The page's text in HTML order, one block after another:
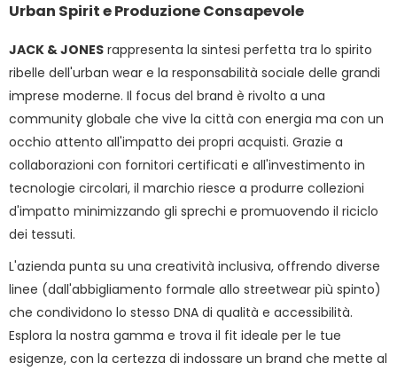
Urban Spirit e Produzione Consapevole
JACK & JONES rappresenta la sintesi perfetta tra lo spirito
ribelle dell'urban wear e la responsabilità sociale delle grandi
imprese moderne. Il focus del brand è rivolto a una
community globale che vive la città con energia ma con un
occhio attento all'impatto dei propri acquisti. Grazie a
collaborazioni con fornitori certificati e all'investimento in
tecnologie circolari, il marchio riesce a produrre collezioni
d'impatto minimizzando gli sprechi e promuovendo il riciclo
dei tessuti.
L'azienda punta su una creatività inclusiva, offrendo diverse
linee (dall'abbigliamento formale allo streetwear più spinto)
che condividono lo stesso DNA di qualità e accessibilità.
Esplora la nostra gamma e trova il fit ideale per le tue
esigenze, con la certezza di indossare un brand che mette al